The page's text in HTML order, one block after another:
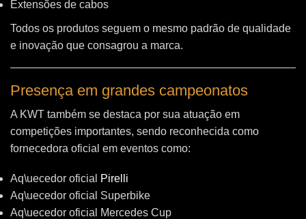
Extensões de cabos
Todos os produtos seguem o mesmo padrão de qualidade
e inovação que consagrou a marca.
Presença em grandes campeonatos
A KWT também se destaca por sua atuação em
competições importantes, sendo reconhecida como
fornecedora oficial em eventos como:
Aq\uecedor oficial
Pirelli
Aq\uecedor oficial Superbike
Aq\uecedor oficial Mercedes Cup